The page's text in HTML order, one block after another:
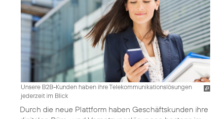
Unsere B2B-Kunden haben ihre Telekommunikationslösungen
jederzeit im Blick
Durch die neue Plattform haben Geschäftskunden ihre